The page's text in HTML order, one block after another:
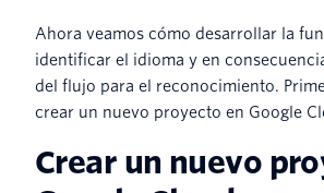
Ahora veamos cómo desarrollar la
identificar el idioma y en
del flujo para el reconocimiento.
crear un nuevo proyecto en Google
Crear un nuevo